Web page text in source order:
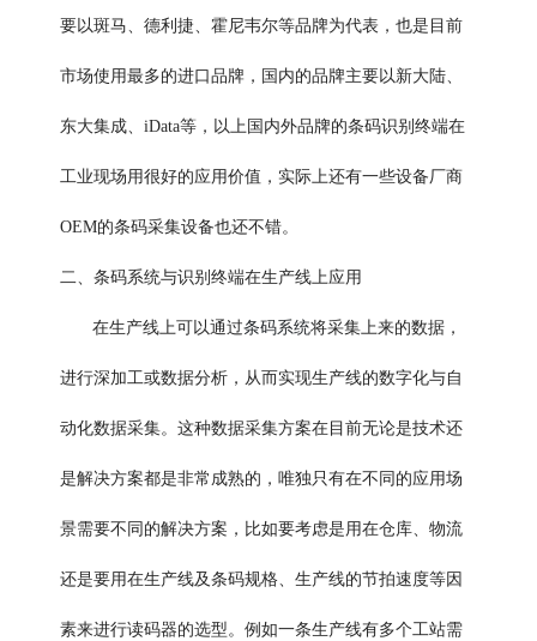
要以斑马、德利捷、霍尼韦尔等品牌为代表，也是目前
市场使用最多的进口品牌，国内的品牌主要以新大陆、
东大集成、iData等，以上国内外品牌的条码识别终端在
工业现场用很好的应用价值，实际上还有一些设备厂商
OEM的条码采集设备也还不错。
二、条码系统与识别终端在生产线上应用
在生产线上可以通过条码系统将采集上来的数据，
进行深加工或数据分析，从而实现生产线的数字化与自
动化数据采集。这种数据采集方案在目前无论是技术还
是解决方案都是非常成熟的，唯独只有在不同的应用场
景需要不同的解决方案，比如要考虑是用在仓库、物流
还是要用在生产线及条码规格、生产线的节拍速度等因
素来进行读码器的选型。例如一条生产线有多个工站需